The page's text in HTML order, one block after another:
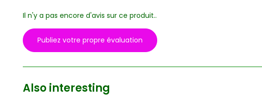
Il n'y a pas encore d'avis sur ce produit..
Publiez votre propre évaluation
Also interesting